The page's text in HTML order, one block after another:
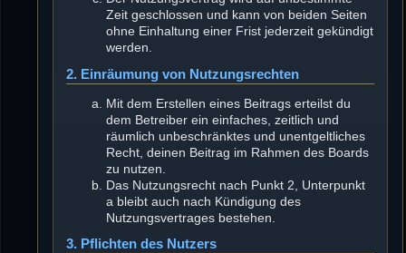
Zeit geschlossen und kann von beiden Seiten
ohne Einhaltung einer Frist jederzeit gekündigt
werden.
2. Einräumung von Nutzungsrechten
Mit dem Erstellen eines Beitrags erteilst du
dem Betreiber ein einfaches, zeitlich und
räumlich unbeschränktes und unentgeltliches
Recht, deinen Beitrag im Rahmen des Boards
zu nutzen.
Das Nutzungsrecht nach Punkt 2, Unterpunkt
a bleibt auch nach Kündigung des
Nutzungsvertrages bestehen.
3. Pflichten des Nutzers